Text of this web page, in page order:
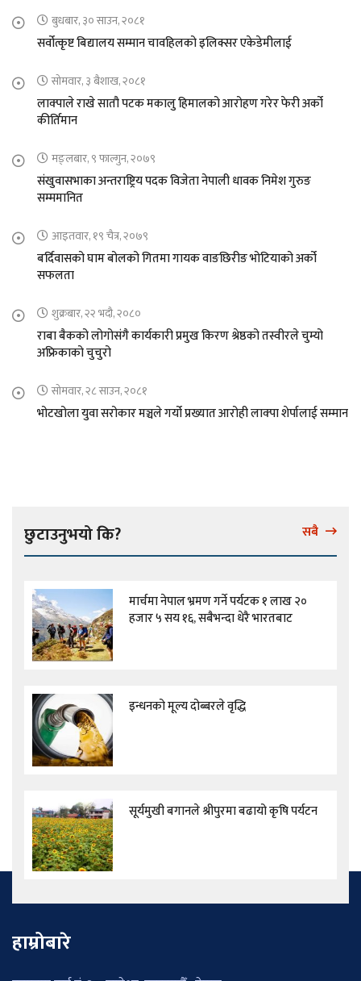
बुधबार, ३० साउन, २०८१
सर्वोत्कृष्ट बिद्यालय सम्मान चावहिलको इलिक्सर एकेडेमीलाई
सोमवार, ३ बैशाख, २०८१
लाक्पाले राखे सातौ पटक मकालु हिमालको आरोहण गरेर फेरी अर्को
कीर्तिमान
मङ्लबार, ९ फाल्गुन, २०७९
संखुवासभाका अन्तराष्ट्रिय पदक विजेता नेपाली धावक निमेश गुरुङ
सम्ममानित
आइतवार, १९ चैत्र, २०७९
बर्दिवासको घाम बोलको गितमा गायक वाङछिरीङ भोटियाको अर्को
सफलता
शुक्रबार, २२ भदौ, २०८०
राबा बैकको लोगोसंगै कार्यकारी प्रमुख किरण श्रेष्ठको तस्वीरले चुम्यो
अफ्रिकाको चुचुरो
सोमवार, २८ साउन, २०८१
भोटखोला युवा सरोकार मञ्चले गर्यो प्रख्यात आरोही लाक्पा शेर्पालाई सम्मान
छुटाउनुभयो कि? सबै
मार्चमा नेपाल भ्रमण गर्ने पर्यटक १ लाख २०
हजार ५ सय १६, सबैभन्दा धेरै भारतबाट
इन्धनको मूल्य दोब्बरले वृद्धि
सूर्यमुखी बगानले श्रीपुरमा बढायो कृषि पर्यटन
हाम्रोबारे